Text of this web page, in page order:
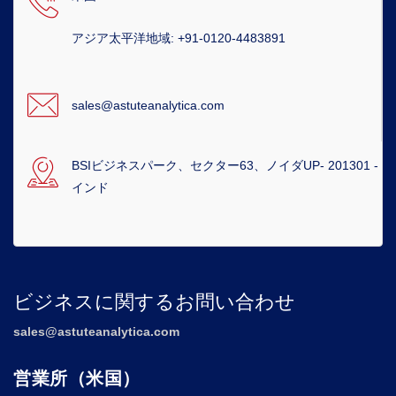
アジア太平洋地域: +91-0120-4483891
sales@astuteanalytica.com
BSIビジネスパーク、セクター63、ノイダUP- 201301 -
インド
ビジネスに関するお問い合わせ
sales@astuteanalytica.com
営業所（米国）